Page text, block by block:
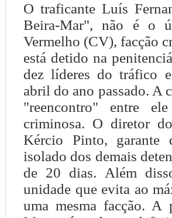
O traficante Luís
Beira-Mar", não é o
Vermelho (CV), facção
está detido na
dez líderes do tráfico
abril do ano passado. A
"reencontro" entre
criminosa. O diretor
Kércio Pinto, garante
isolado dos demais
de 20 dias. Além
unidade que evita ao
uma mesma facção. A